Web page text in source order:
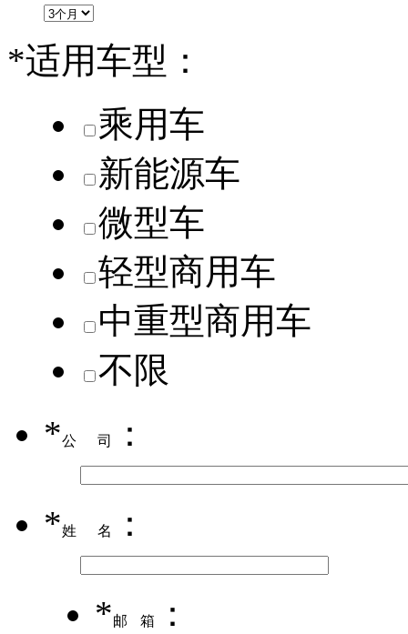
*适用车型：
乘用车
新能源车
微型车
轻型商用车
中重型商用车
不限
*公司 ：
*姓名 ：
*邮箱 ：